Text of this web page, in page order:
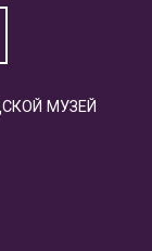
МУЗЕЙ